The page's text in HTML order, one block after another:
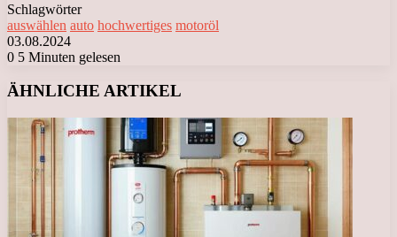
Schlagwörter
auswählen auto hochwertiges motoröl
03.08.2024
0 5 Minuten gelesen
ÄHNLICHE ARTIKEL